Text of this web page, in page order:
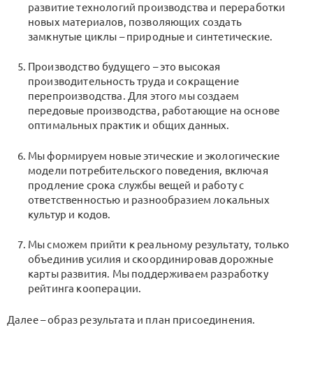
развитие технологий производства и переработки
новых материалов, позволяющих создать
замкнутые циклы – природные и синтетические.
Производство будущего – это высокая
производительность труда и сокращение
перепроизводства. Для этого мы создаем
передовые производства, работающие на основе
оптимальных практик и общих данных.
Мы формируем новые этические и экологические
модели потребительского поведения, включая
продление срока службы вещей и работу с
ответственностью и разнообразием локальных
культур и кодов.
Мы сможем прийти к реальному результату, только
объединив усилия и скоординировав дорожные
карты развития. Мы поддерживаем разработку
рейтинга кооперации.
Далее – образ результата и план присоединения.